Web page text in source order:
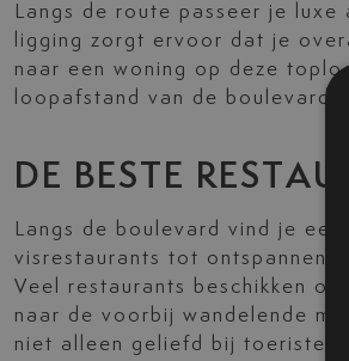
Langs de route passeer je
ligging zorgt ervoor dat je
naar een woning op deze
loopafstand van de boulevard
DE BESTE
Langs de boulevard vind je
visrestaurants tot ontspannen
Veel restaurants beschikken
naar de voorbij wandelende
niet alleen geliefd bij